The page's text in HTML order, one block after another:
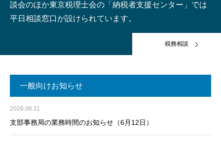
談会のほか東京税理士会の「納税者支援センター」では
平日相談窓口が設けられています。
税務相談
一般向けお知らせ
2026.06.11
支部事務局の業務時間のお知らせ（6月12日）